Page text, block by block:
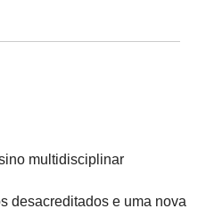
multidisciplinar
desacreditados e uma nova